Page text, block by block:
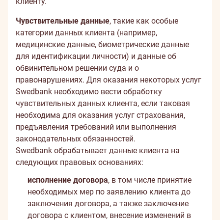
Чувствительные данные, такие как особые
категории данных клиента (например,
медицинские данные, биометрические данные
для идентификации личности) и данные об
обвинительном решении суда и о
правонарушениях. Для оказания некоторых услуг
Swedbank необходимо вести обработку
чувствительных данных клиента, если таковая
необходима для оказания услуг страхования,
предъявления требований или выполнения
законодательных обязанностей.
Swedbank обрабатывает данные клиента на
следующих правовых основаниях:
исполнение договора, в том числе принятие
необходимых мер по заявлению клиента до
заключения договора, а также заключение
договора с клиентом, внесение изменений в